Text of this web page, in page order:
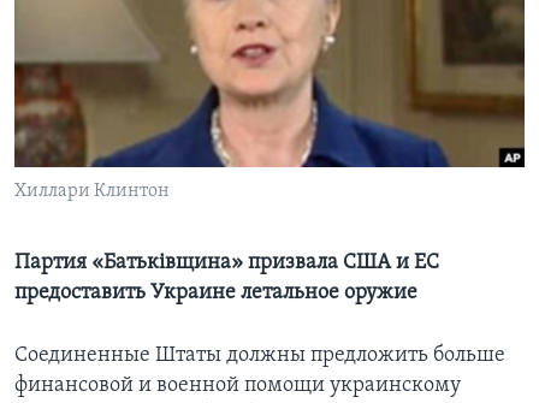
Learning English
СОЦИАЛЬНЫЕ СЕТИ
Хиллари Клинтон
Партия «Батьківщина» призвала США и ЕС
предоставить Украине летальное оружие
Соединенные Штаты должны предложить больше
финансовой и военной помощи украинскому